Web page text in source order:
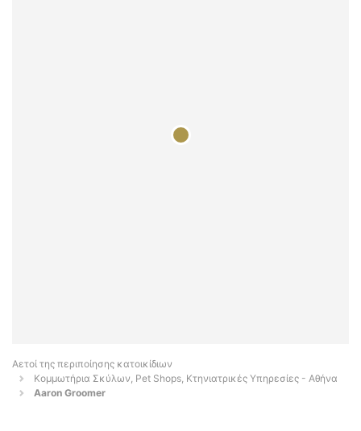
Αετοί της περιποίησης κατοικίδιων
Κομμωτήρια Σκύλων, Pet Shops, Κτηνιατρικές Υπηρεσίες - Αθήνα
Aaron Groomer